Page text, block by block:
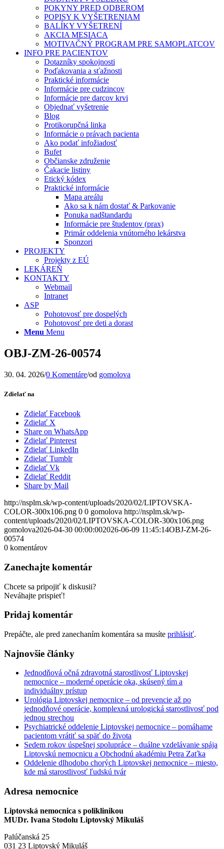
POKYNY PRED ODBEROM
POPISY K VYŠETRENIAM
BALÍKY VYŠETRENÍ
AKCIA MESIACA
MOTIVAČNÝ PROGRAM PRE SAMOPLATCOV
INFO PRE PACIENTOV
Dotazníky spokojnosti
Poďakovania a sťažnosti
Praktické informácie
Informácie pre cudzincov
Informácie pre darcov krvi
Objednať vyšetrenie
Blog
Protikorupčná linka
Informácie o právach pacienta
Ako podať infožiadosť
Bufet
Občianske združenie
Čakacie listiny
Etický kódex
Praktické informácie
Mapa areálu
Ako sa k nám dostať & Parkovanie
Ponuka nadštandardu
Informácie pre študentov (prax)
Primár oddelenia vnútorného lekárstva
Sponzori
PROJEKTY
Projekty z EÚ
LEKÁREŇ
KONTAKTY
Webmail
Intranet
ASP
Pohotovosť pre dospelých
Pohotovosť pre deti a dorast
Menu Menu
OBJ-ZM-26-00574
30. 04. 2026/0 Komentáre/od gomolova
Zdielať na
Zdielať Facebook
Zdielať X
Share on WhatsApp
Zdielať Pinterest
Zdielať LinkedIn
Zdielať Tumblr
Zdielať Vk
Zdielať Reddit
Share by Mail
http://nsplm.sk/wp-content/uploads/2020/02/LIPTOVSKA-
COLOR-300x106.png 0 0 gomolova http://nsplm.sk/wp-
content/uploads/2020/02/LIPTOVSKA-COLOR-300x106.png
gomolova2026-04-30 00:00:002026-06-09 11:45:14OBJ-ZM-26-
00574
0 komentárov
Zanechajte komentár
Chcete sa pripojiť k diskusii?
Neváhajte prispieť!
Pridaj komentár
Prepáčte, ale pred zanechaním komentára sa musíte prihlásiť.
Najnovšie články
Jednodňová očná zdravotná starostlivosť Liptovskej
nemocnice – moderné operácie oka, skúsený tím a
individuálny prístup
Urológia Liptovskej nemocnice – od prevencie až po
jednodňové operácie, komplexná urologická starostlivosť pod
jednou strechou
Psychiatrické oddelenie Liptovskej nemocnice – pomáhame
pacientom vrátiť sa späť do života
Sedem rokov úspešnej spolupráce – duálne vzdelávanie spája
Liptovskú nemocnicu a Obchodnú akadémiu Petra Zaťka
Oddelenie dlhodobo chorých Liptovskej nemocnice – miesto,
kde má starostlivosť ľudskú tvár
Adresa nemocnice
Liptovská nemocnica s poliklinikou
MUDr. Ivana Stodolu Liptovský Mikuláš
Palúčanská 25
031 23 Liptovský Mikuláš